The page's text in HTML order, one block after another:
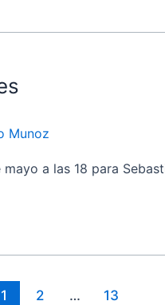
Munoz
a las 18 para
1 2 … 13